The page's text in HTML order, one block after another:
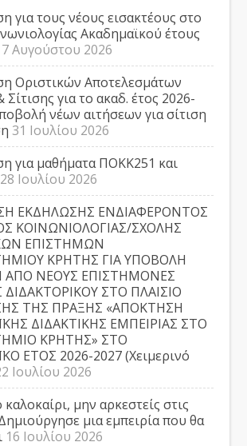
για τους νέους εισακτέους στο
Ακαδημαϊκού έτους
7 Αυγούστου 2026
Οριστικών Αποτελεσμάτων
Σίτισης για το ακαδ. έτος 2026-
νέων αιτήσεων για σίτιση
31 Ιουλίου 2026
για μαθήματα ΠΟΚΚ251 και
28 Ιουλίου 2026
ΕΚΔΗΛΩΣΗΣ ΕΝΔΙΑΦΕΡΟΝΤΟΣ
ΚΟΙΝΩΝΙΟΛΟΓΙΑΣ/ΣΧΟΛΗΣ
ΕΠΙΣΤΗΜΩΝ
ΚΡΗΤΗΣ ΓΙΑ ΥΠΟΒΟΛΗ
ΑΠΟ ΝΕΟΥΣ ΕΠΙΣΤΗΜΟΝΕΣ
ΣΤΟ ΠΛΑΙΣΙΟ
ΤΗΣ ΠΡΑΞΗΣ «ΑΠΟΚΤΗΣΗ
ΔΙΔΑΚΤΙΚΗΣ ΕΜΠΕΙΡΙΑΣ ΣΤΟ
ΚΡΗΤΗΣ» ΣΤΟ
ΕΤΟΣ 2026-2027 (Χειμερινό
Ιουλίου 2026
μην αρκεστείς στις
μια εμπειρία που θα
16 Ιουλίου 2026